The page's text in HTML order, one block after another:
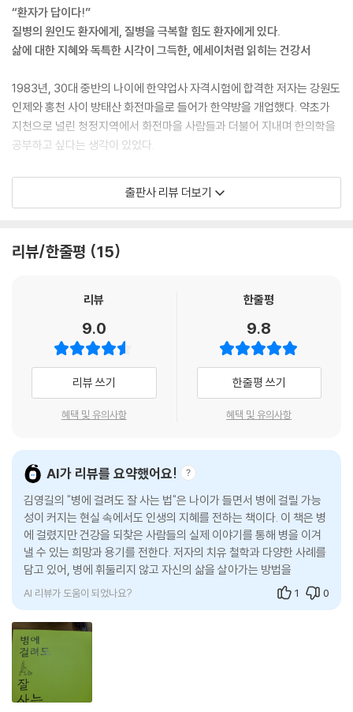
“약보불여식보(藥補不如食補)’라는 말이 있다. 약을 아무리 먹어도 좋
은 음식을 먹는 것만 못하다는 뜻이다. 음식으로 고칠 수 없는 병은 약으로
도 고칠 수 없다. 질병 치료의 첫 단계는 올바른 음식이고 그 음식의 핵심이
숭늉이다. 어느 질병이건 일단 화타식 숭늉을 먹어 몸의 독소를 배출하자.
혈관을 청소하자. 이것이 질병에서 벗어나는 첫걸음이다.”
--- p.40
기는, 이른바 자포자기 상태가 되면 암세포는 더욱 위세를 떨친다.
하지만 누워서만 지낼 수 없다고 자리를 박차고 일어나는 순간 암세포는
위축되고 인체의 저항력은 극대화된다. 마치 건강한 몸처럼 움직이고 생각
데없는 생각이 비집고 들어올 틈을 주지 말아야 한다.”
“누구나 몸속에는 대장균이 있듯 암세포도 있다. 건강한 사람도 하루에 4
천 개씩 암세포가 생겼다 사라진다. 내가 약하면 암세포가 사라지지 않고
세포분열을 해 나를 잡아먹지만 내가 강하면 암세포가 순한 양이 되고 면
역력의 힘으로 사라진다.”
“왜 걸으면서 호흡하는 게 좋을까? 사람의 기운은 근육에 저장되는데 허
허벅지 근육이 튼튼해야 한다. 기가 실제로 모이는 창고는 허벅지다. 허벅
지가 가늘고 흐물흐물하면 단전에 기가 모이지 않는다. 기운이 있어야 기
분이 좋아지고 기분이 좋아야 병을 이긴다.”
--- p.80
“백혈구 속 과립구는 교감신경의 지배를 받고 림프구는 부교감신경의 지
배를 받는다. 악을 쓰며 살거나 악을 쓰며 운동하면 과립구는 늘어나고 림
프구는 줄어든다. 림프구가 줄어들면 면역력이 떨어진다. 악을 쓰고 살면
면역력이 떨어져 큰 병이 찾아올 개연성이 커진다.”
--- p.98
“음식보다 더 중요한 게 있다. 마음가짐, 이게 잘못되면 음식이건 약이건
다 쓰레기다. 다시 정리하면, 불치병에서 해방되려면 멋진 마음, 바른 음
식, 제대로 된 약 처방이 있어야 한다. 첫째와 둘째는 환자의 몫이고, 셋째
“환자가 답이다!”
질병의 원인도 환자에게, 질병을 극복할 힘도 환자에게 있다.
삶에 대한 지혜와 독특한 시각이 그득한, 에세이처럼 읽히는 건강서
1983년, 30대 중반의 나이에 한약업사 자격시험에 합격한 저자는 강원도
인제와 홍천 사이 방태산 화전마을로 들어가 한약방을 개업했다. 약초가
지천으로 널린 청정지역에서 화전마을 사람들과 더불어 지내며 한의학을
공부하고 싶다는 생각이 있었다.
그러나 정작 그가 마주친 건 농약과 비료의 무분별한 사용으로 인해 암이
나 간경변 등 각종 불치병에 노출된 주민들이었다. 누구보다도 건강하게
동안 산간 마을 주민들을 환자 겸 스승으로 삼아 살아 있는 한의학 체험을
많은 환자를 만났다.
론은 ‘환자에게 답이 있다’는 것이다. 질병의 원인은 물론 치료 방안도 환자
에게서 찾아야 하며, 그 질병을 극복할 힘도 결국 환자에게서 비롯된다는
것이다.
“환자는 시험 문제와 같다. 환자에게 답이 있다. 환자의 이야기를 잘 들어
이런 이유로 단순히 의학 정보, 건강 정보를 전하기보다는 환자가 스스로
병을 극복할 수 있도록 강한 의지를 불어넣는 것이 환자를 진정으로 돕는
일이라고 생각하였고, 그러한 생각을 바탕으로 『누우면 죽고 걸으면 산다』
(전 5권)와 『총알개미』(전 5권)를 저술한 바 있다. 『병에 걸려도 잘 사는
법』은 전작들을 출간할 당시에는 미처 깨닫지 못했던 통찰과 배움을 바탕
으로 새로운 지평을 더한 책으로, 40여 년간 수많은 불치병, 난치병 환자
들을 진료한 임상경험과 그 과정에서 깨달은 치유 철학의 핵심, 질병별 치
유 사례를 한 권으로 엮었다. 저자가 환자들을 치료하면서 깨달은 삶에 대
한 독특하고 설득력 있는 시각과 지혜가 책 곳곳에 담겨 있어 책의 두께가
무색할 정도로 가독성이 높다. 아울러 저자는 병을 다스리는 3대 처방으로
음식, 운동과 함께 바른 마음가짐을 꼽아 정신이 육체에 영향을 미친다는
이른바 '심신의학'과 보조를 맞추고 있다.
출판사 리뷰 더보기
리뷰/한줄평 15
리뷰
9.0
리뷰 쓰기
혜택 및 유의사항
한줄평
9.8
한줄평 쓰기
혜택 및 유의사항
AI가 리뷰를 요약했어요!
김영길의 "병에 걸려도 잘 사는 법"은 나이가 들면서 병에 걸릴 가능
성이 커지는 현실 속에서도 인생의 지혜를 전하는 책이다. 이 책은 병
에 걸렸지만 건강을 되찾은 사람들의 실제 이야기를 통해 병을 이겨
낼 수 있는 희망과 용기를 전한다. 저자의 치유 철학과 다양한 사례를
담고 있어, 병에 휘둘리지 않고 자신의 삶을 살아가는 방법을 제시한
다.
AI 리뷰가 도움이 되었나요? 1 0